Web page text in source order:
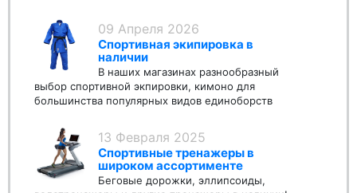
09 Апреля 2026
Спортивная экипировка в
наличии
В наших магазинах разнообразный
выбор спортивной экпировки, кимоно для
большинства популярных видов единоборств
13 Февраля 2025
Спортивные тренажеры в
широком ассортименте
Беговые дорожки, эллипсоиды,